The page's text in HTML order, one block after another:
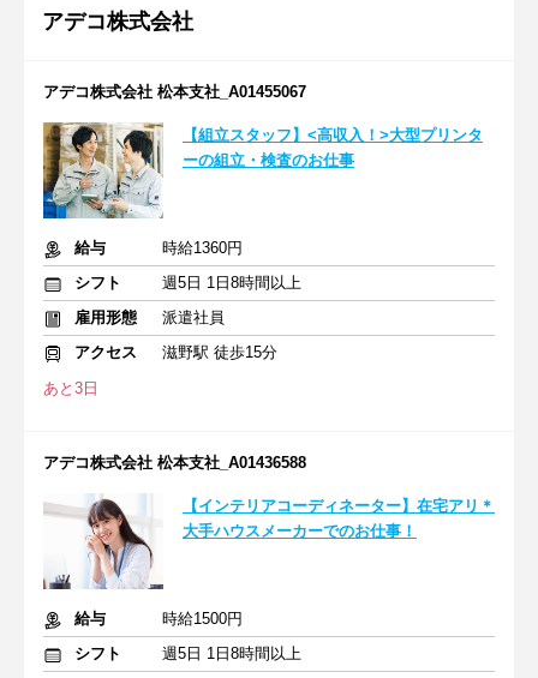
アデコ株式会社
アデコ株式会社 松本支社_A01455067
【組立スタッフ】<高収入！>大型プリンタ
ーの組立・検査のお仕事
給与
時給1360円
シフト
週5日 1日8時間以上
雇用形態
派遣社員
アクセス
滋野駅 徒歩15分
あと3日
アデコ株式会社 松本支社_A01436588
【インテリアコーディネーター】在宅アリ＊
大手ハウスメーカーでのお仕事！
給与
時給1500円
シフト
週5日 1日8時間以上